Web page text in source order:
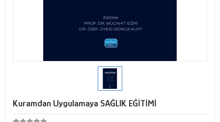
Kuramdan Uygulamaya SAĞLIK EĞİTİMİ